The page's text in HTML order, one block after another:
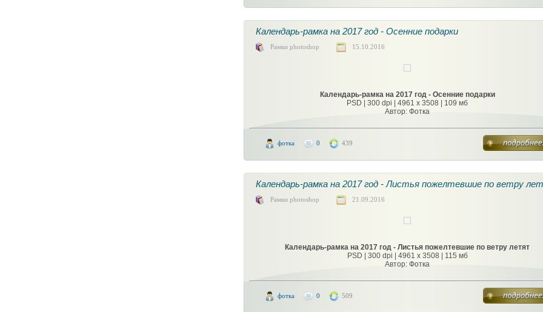
Календарь-рамка на 2017 год - Осенние подарки
Рамки photoshop 15.10.2016
Календарь-рамка на 2017 год - Осенние подарки
PSD | 300 dpi | 4961 x 3508 | 109 мб
Автор: Фотка
фотка 0 439
Календарь-рамка на 2017 год - Листья пожелтевшие по ветру
Рамки photoshop 21.09.2016
Календарь-рамка на 2017 год - Листья пожелтевшие по ветру летят
PSD | 300 dpi | 4961 x 3508 | 115 мб
Автор: Фотка
фотка 0 509